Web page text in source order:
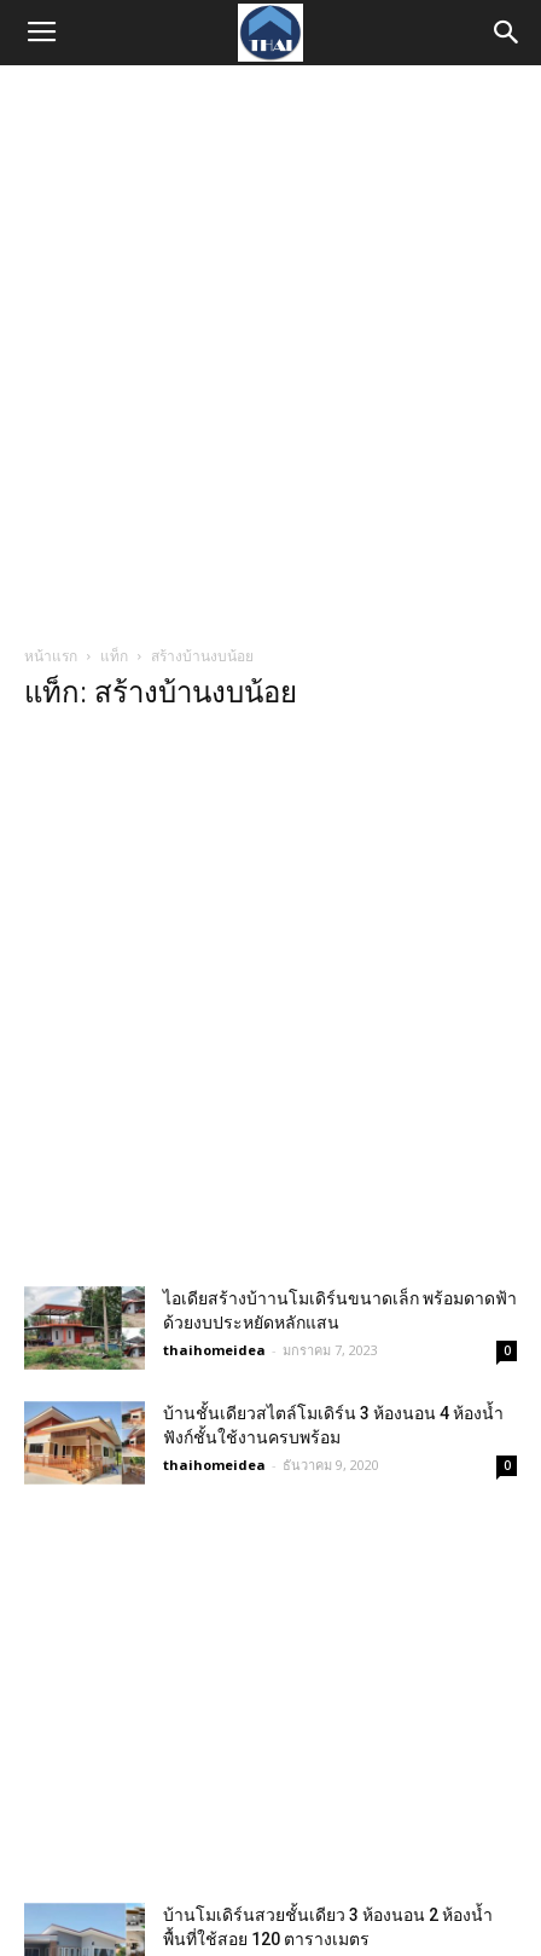
หน้าแรก แท็ก สร้างบ้านงบน้อย
แท็ก: สร้างบ้านงบน้อย
ไอเดียสร้างบ้าานโมเดิร์นขนาดเล็ก พร้อมดาดฟ้า
ด้วยงบประหยัดหลักแสน
thaihomeidea - มกราคม 7, 2023 0
บ้านชั้นเดียวสไตล์โมเดิร์น 3 ห้องนอน 4 ห้องน้ำ
ฟังก์ชั้นใช้งานครบพร้อม
thaihomeidea - ธันวาคม 9, 2020 0
บ้านโมเดิร์นสวยชั้นเดียว 3 ห้องนอน 2 ห้องน้ำ
พื้นที่ใช้สอย 120 ตารางเมตร